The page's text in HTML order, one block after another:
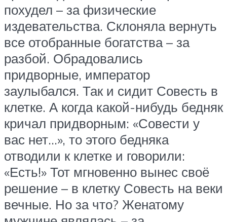
похудел – за физические
издевательства. Склоняла вернуть
все отобранные богатства – за
разбой. Обрадовались
придворные, император
заулыбался. Так и сидит Совесть в
клетке. А когда какой-нибудь бедняк
кричал придворным: «Совести у
вас нет…», то этого бедняка
отводили к клетке и говорили:
«Есть!» Тот мгновенно вынес своё
решение – в клетку Совесть на веки
вечные. Но за что? Женатому